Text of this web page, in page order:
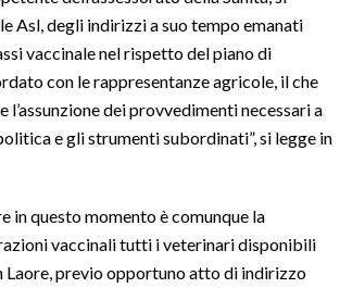
Asl, degli indirizzi a suo tempo emanati
vaccinale nel rispetto del piano di
con le rappresentanze agricole, il che
l’assunzione dei provvedimenti necessari a
e gli strumenti subordinati”, si legge in
in questo momento è comunque la
vaccinali tutti i veterinari disponibili
Laore, previo opportuno atto di indirizzo